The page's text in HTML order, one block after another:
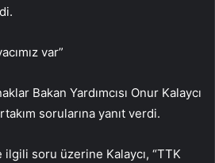
var”
Bakan Yardımcısı Onur Kalaycı
sorularına yanıt verdi.
ilgili soru üzerine Kalaycı, “TTK